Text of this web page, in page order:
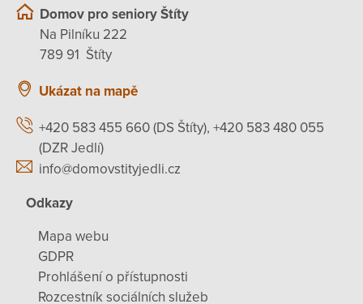
Domov pro seniory Štíty
Na Pilníku 222
789 91 Štíty
Ukázat na mapě
+420 583 455 660 (DS Štíty), +420 583 480 055
(DZR Jedlí)
info@domovstityjedli.cz
Odkazy
Mapa webu
GDPR
Prohlášení o přístupnosti
Rozcestník sociálních služeb